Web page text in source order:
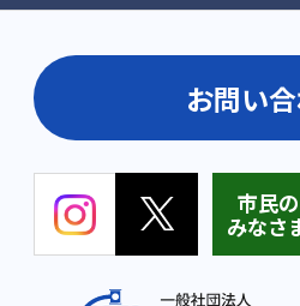
お問い
市民の
みなさ